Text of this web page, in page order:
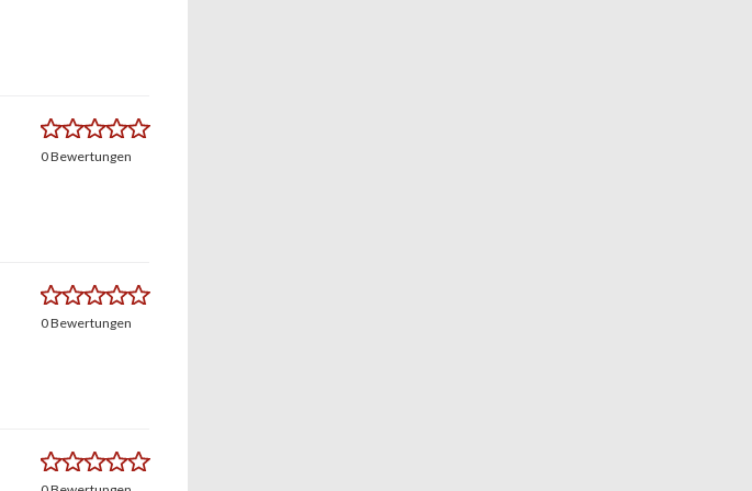
0.0
0 Bewertungen
0.0
0 Bewertungen
0.0